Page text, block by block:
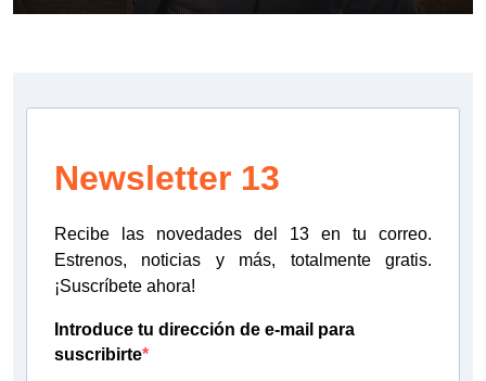
Newsletter 13
Recibe las novedades del 13 en tu correo.
Estrenos, noticias y más, totalmente gratis.
¡Suscríbete ahora!
Introduce tu dirección de e-mail para
suscribirte